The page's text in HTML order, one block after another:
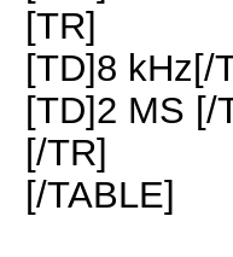
[TR]
[TD]8 kHz[/
[TD]2 MS [/
[/TR]
[/TABLE]